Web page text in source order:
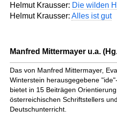
Helmut Krausser: Die wilden
Helmut Krausser: Alles ist gut
Manfred Mittermayer u.a.
Das von Manfred Mittermayer,
Winterstein herausgegebene
bietet in 15 Beiträgen
österreichischen Schriftstellers
Deutschunterricht.